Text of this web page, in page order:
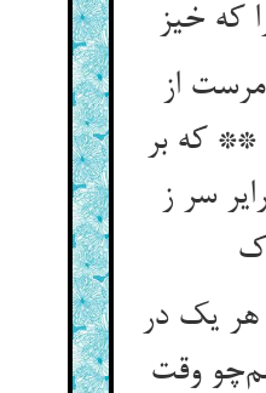
از
** که بر
سر ز
هر یک در
وقت